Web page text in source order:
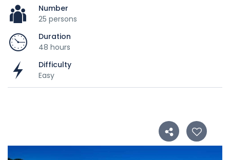
Number
25 persons
Duration
48 hours
Difficulty
Easy